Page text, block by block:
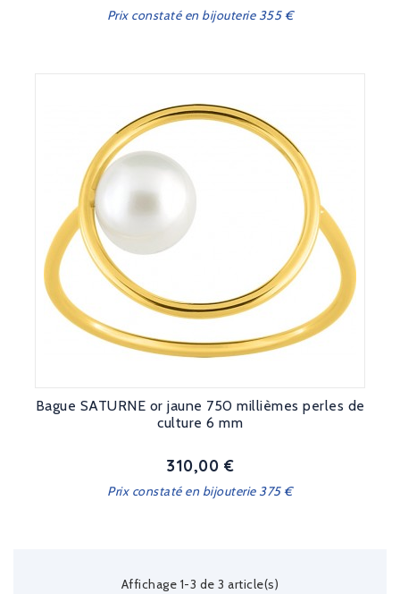
Prix constaté en bijouterie 355 €
Bague SATURNE or jaune 750 millièmes perles de
culture 6 mm
Prix
310,00 €
Prix constaté en bijouterie 375 €
Affichage 1-3 de 3 article(s)